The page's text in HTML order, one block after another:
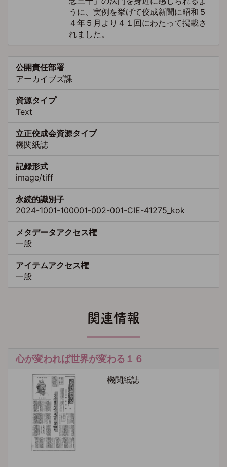
うに、実例を挙げて佼成新聞に昭和５
４年５月より４１回にわたって掲載さ
れました。
公開責任部署
アーカイブズ課
資源タイプ
Text
立正佼成会資源タイプ
機関紙誌
記録形式
image/tiff
永続的識別子
2024-1001-100001-002-001-CIE-41275_kok
メタデータアクセス権
一般
アイテムアクセス権
一般
関連情報
心が変われば世界が変わる１６
機関紙誌